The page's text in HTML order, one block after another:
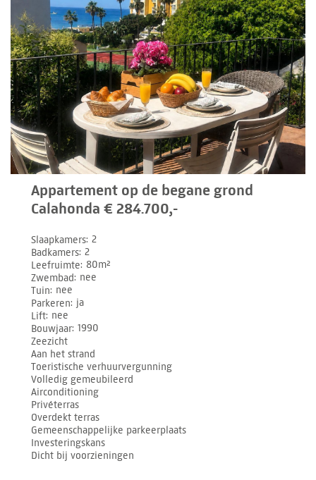
Appartement op de begane grond
Calahonda € 284.700,-
Slaapkamers 2
Badkamers 2
Leefruimte 80m²
Zwembad nee
Tuin nee
Parkeren ja
Lift nee
Bouwjaar 1990
Zeezicht
Aan het strand
Toeristische verhuurvergunning
Volledig gemeubileerd
Airconditioning
Privéterras
Overdekt terras
Gemeenschappelijke parkeerplaats
Investeringskans
Dicht bij voorzieningen